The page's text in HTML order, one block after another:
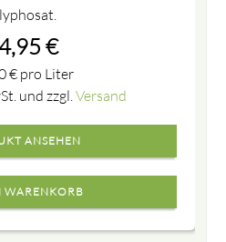
€
€pro Liter
und zzgl.Versand
ANSEHEN